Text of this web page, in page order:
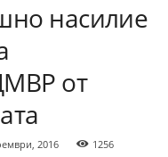
насилие
от
2016 1256